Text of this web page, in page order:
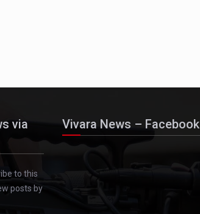
via
to this
posts by
Vivara News – Facebook